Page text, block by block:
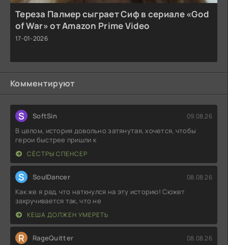
Тереза Палмер сыграет Сиф в сериале «God
of War» от Amazon Prime Video
17-01-2026
Комментируют
S SoftSin 09.08.26
В целом, история довольно затянутая, хочется, чтобы
герои быстрее пришли к
СЁСТРЫ СПЕНСЕР
S SoulDancer 08.08.26
Как же я рад, что наткнулся на эту историю! Сюжет
закручивается так, что не
КЕША ДОЛЖЕН УМЕРЕТЬ
R RageQuitter 08.08.26